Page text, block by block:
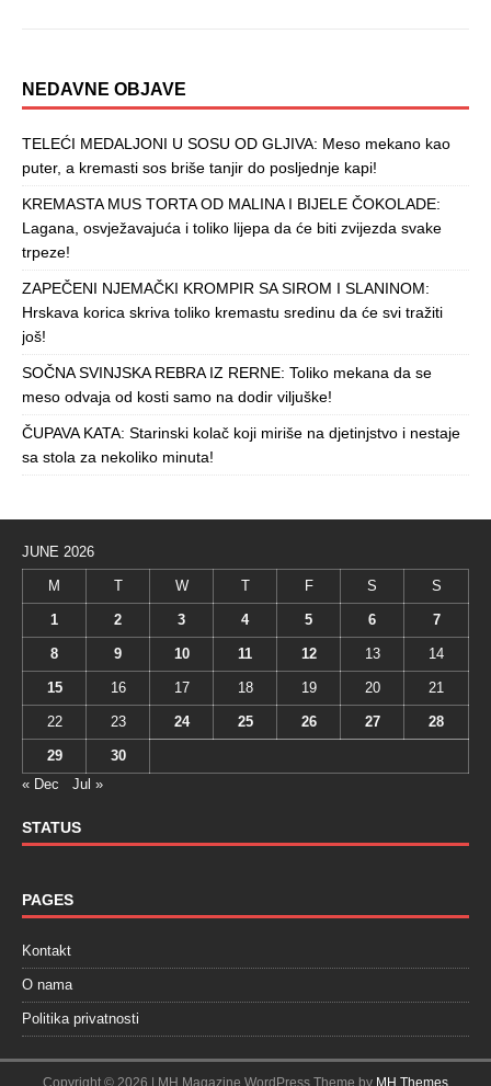
NEDAVNE OBJAVE
TELEĆI MEDALJONI U SOSU OD GLJIVA: Meso mekano kao
puter, a kremasti sos briše tanjir do posljednje kapi!
KREMASTA MUS TORTA OD MALINA I BIJELE ČOKOLADE:
Lagana, osvježavajuća i toliko lijepa da će biti zvijezda svake
trpeze!
ZAPEČENI NJEMAČKI KROMPIR SA SIROM I SLANINOM:
Hrskava korica skriva toliko kremastu sredinu da će svi tražiti
još!
SOČNA SVINJSKA REBRA IZ RERNE: Toliko mekana da se
meso odvaja od kosti samo na dodir viljuške!
ČUPAVA KATA: Starinski kolač koji miriše na djetinjstvo i nestaje
sa stola za nekoliko minuta!
JUNE 2026
M T W T F S S
1 2 3 4 5 6 7
8 9 10 11 12 13 14
15 16 17 18 19 20 21
22 23 24 25 26 27 28
29
30
« Dec
Jul »
STATUS
PAGES
Kontakt
O nama
Politika privatnosti